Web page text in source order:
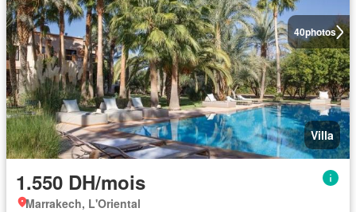
40photos
Villa
1.550 DH/mois
Marrakech, L'Oriental